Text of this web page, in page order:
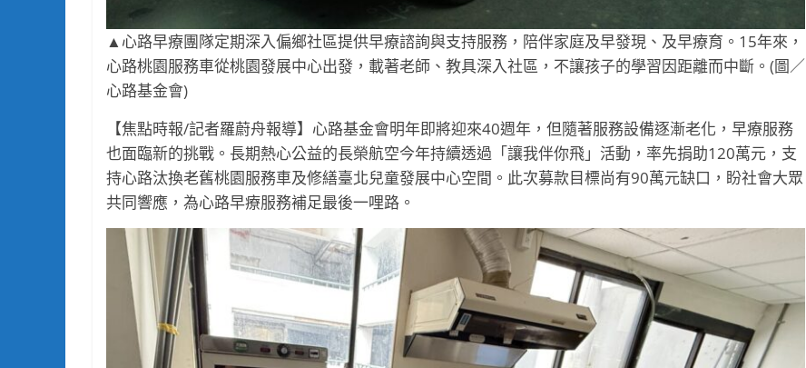
▲心路早療團隊定期深入偏鄉社區提供早療諮詢與支持服務，陪伴家庭及早發現、及早療育。15年來，
心路桃園服務車從桃園發展中心出發，載著老師、教具深入社區，不讓孩子的學習因距離而中斷。(圖／
心路基金會)
【焦點時報/記者羅蔚舟報導】心路基金會明年即將迎來40週年，但隨著服務設備逐漸老化，早療服務
也面臨新的挑戰。長期熱心公益的長榮航空今年持續透過「讓我伴你飛」活動，率先捐助120萬元，支
持心路汰換老舊桃園服務車及修繕臺北兒童發展中心空間。此次募款目標尚有90萬元缺口，盼社會大眾
共同響應，為心路早療服務補足最後一哩路。